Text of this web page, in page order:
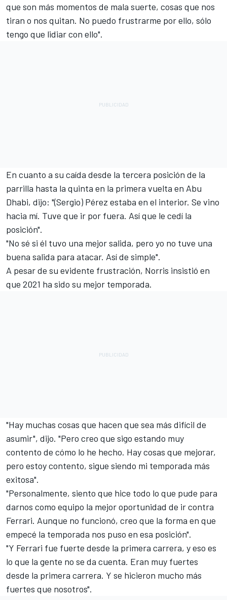
que son más momentos de mala suerte, cosas que nos
tiran o nos quitan. No puedo frustrarme por ello, sólo
tengo que lidiar con ello".
En cuanto a su caída desde la tercera posición de la
parrilla hasta la quinta en la primera vuelta en Abu
Dhabi, dijo: "(Sergio) Pérez estaba en el interior. Se vino
hacia mí. Tuve que ir por fuera. Así que le cedí la
posición".
"No sé si él tuvo una mejor salida, pero yo no tuve una
buena salida para atacar. Así de simple".
A pesar de su evidente frustración, Norris insistió en
que 2021 ha sido su mejor temporada.
"Hay muchas cosas que hacen que sea más difícil de
asumir", dijo. "Pero creo que sigo estando muy
contento de cómo lo he hecho. Hay cosas que mejorar,
pero estoy contento, sigue siendo mi temporada más
exitosa".
"Personalmente, siento que hice todo lo que pude para
darnos como equipo la mejor oportunidad de ir contra
Ferrari. Aunque no funcionó, creo que la forma en que
empecé la temporada nos puso en esa posición".
"Y Ferrari fue fuerte desde la primera carrera, y eso es
lo que la gente no se da cuenta. Eran muy fuertes
desde la primera carrera. Y se hicieron mucho más
fuertes que nosotros".